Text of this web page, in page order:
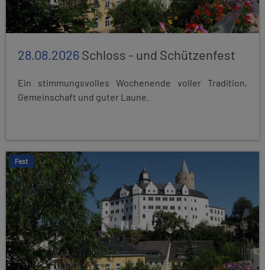
28.08.2026Schloss - und Schützenfest
Ein stimmungsvolles Wochenende voller Tradition,
Gemeinschaft und guter Laune.
Fest